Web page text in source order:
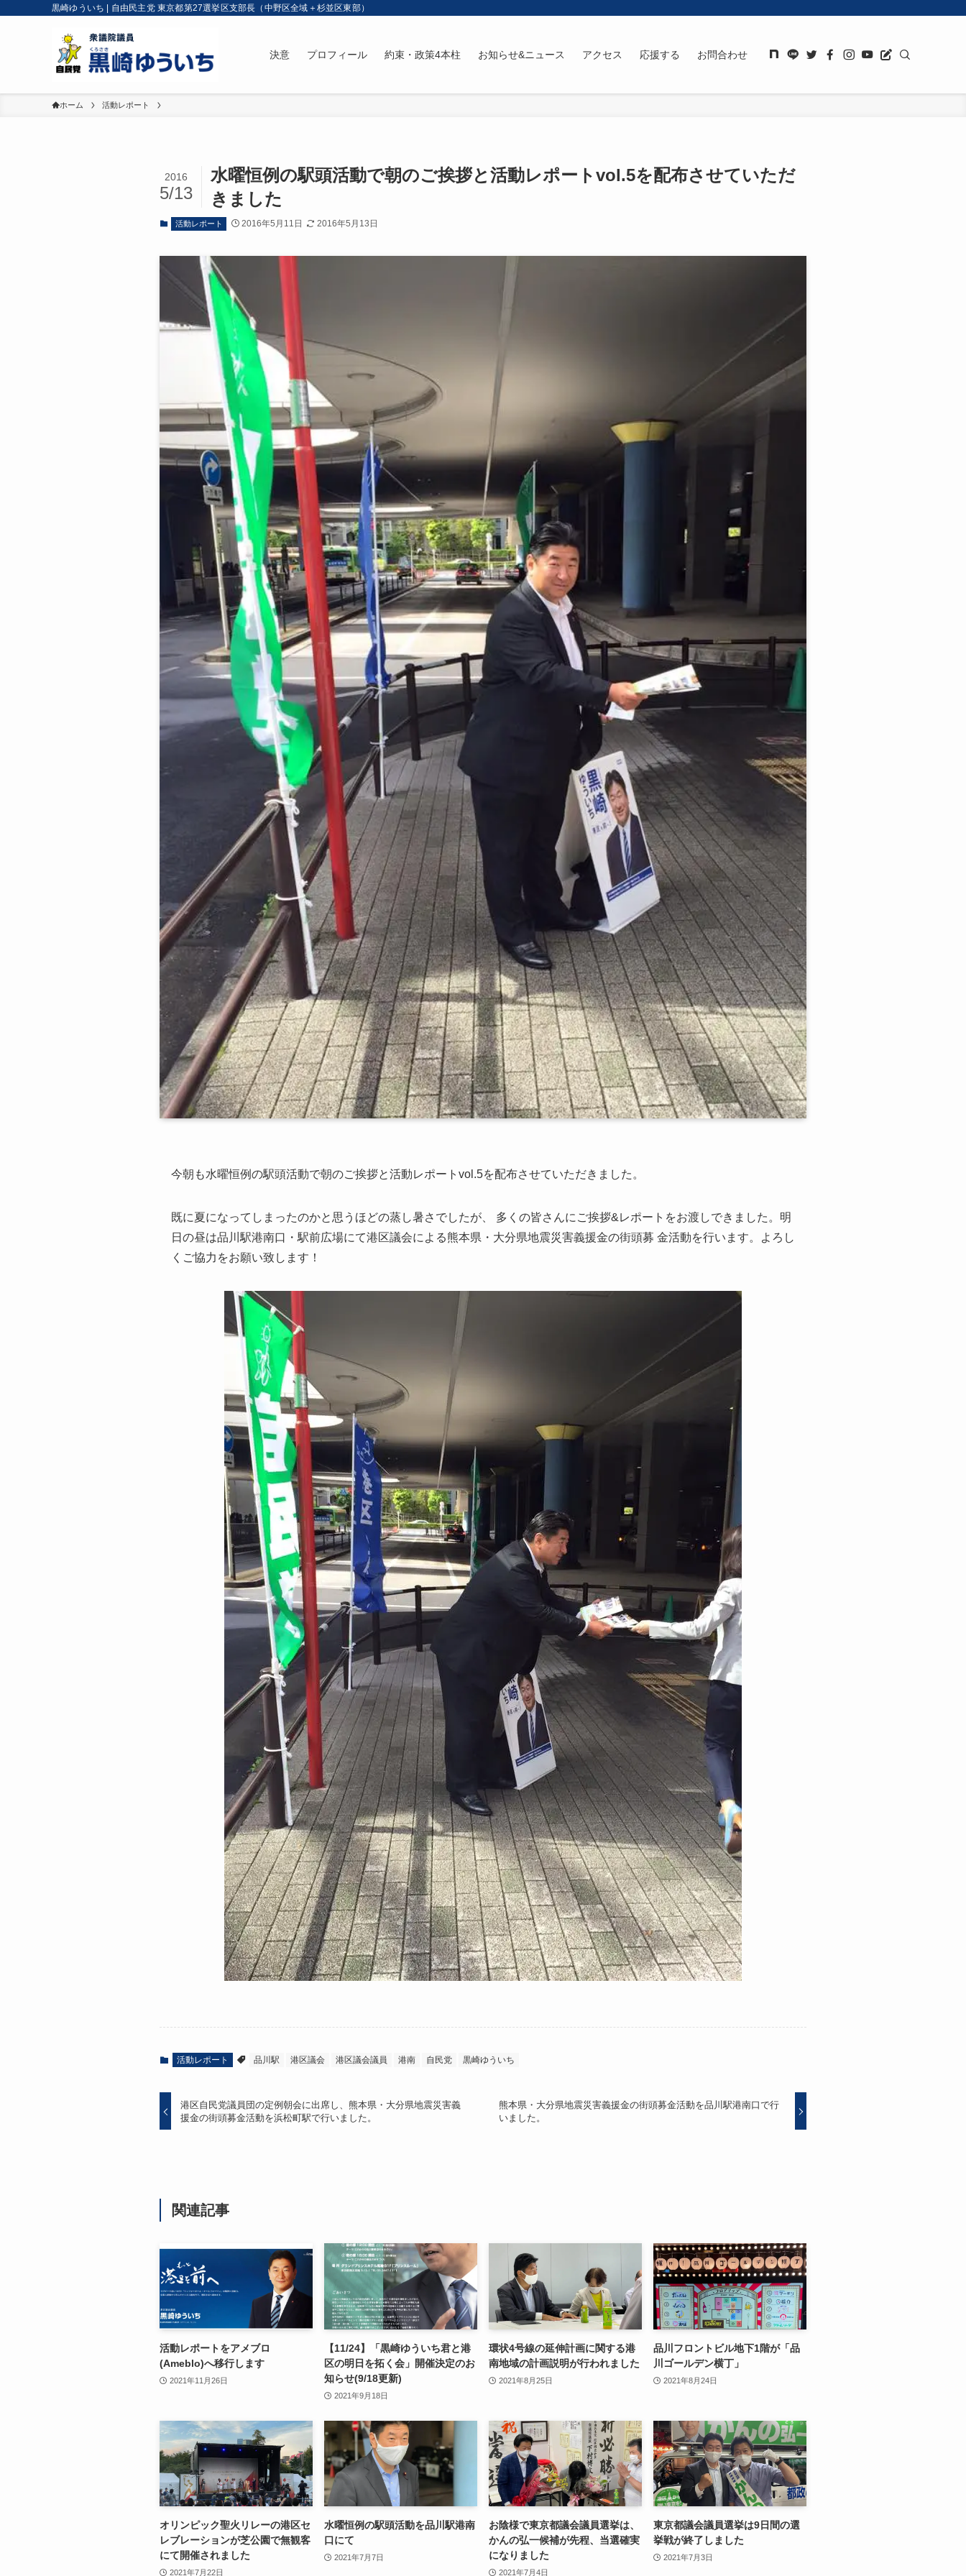
黒崎ゆういち | 自由民主党 東京都第27選挙区支部長（中野区全域＋杉並区東部）
決意 プロフィール 約束・政策4本柱 お知らせ&ニュース アクセス 応援する お問合わせ
ホーム 活動レポート
水曜恒例の駅頭活動で朝のご挨拶と活動レポートvol.5を配布させていただ
きました
2016
5/13
活動レポート 2016年5月11日 2016年5月13日
今朝も水曜恒例の駅頭活動で朝のご挨拶と活動レポートvol.5を配布させていただきました。
既に夏になってしまったのかと思うほどの蒸し暑さでしたが、 多くの皆さんにご挨拶&レポートをお渡しできました。明
日の昼は品川駅港南口・駅前広場にて港区議会による熊本県・大分県地震災害義援金の街頭募 金活動を行います。よろし
くご協力をお願い致します！
活動レポート 品川駅 港区議会 港区議会議員 港南 自民党 黒崎ゆういち
港区自民党議員団の定例朝会に出席し、熊本県・大分県地震災害義
援金の街頭募金活動を浜松町駅で行いました。
熊本県・大分県地震災害義援金の街頭募金活動を品川駅港南口で行
いました。
関連記事
活動レポートをアメブロ
(Ameblo)へ移行します
2021年11月26日
【11/24】「黒崎ゆういち君と港
区の明日を拓く会」開催決定のお
知らせ(9/18更新)
2021年9月18日
環状4号線の延伸計画に関する港
南地域の計画説明が行われました
2021年8月25日
品川フロントビル地下1階が「品
川ゴールデン横丁」
2021年8月24日
オリンピック聖火リレーの港区セ
レブレーションが芝公園で無観客
にて開催されました
2021年7月22日
水曜恒例の駅頭活動を品川駅港南
口にて
2021年7月7日
お陰様で東京都議会議員選挙は、
かんの弘一候補が先程、当選確実
になりました
2021年7月4日
東京都議会議員選挙は9日間の選
挙戦が終了しました
2021年7月3日